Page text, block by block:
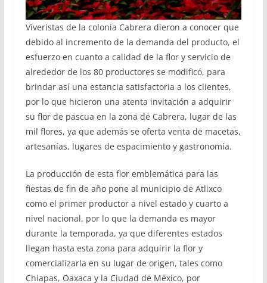
Viveristas de la colonia Cabrera dieron a conocer que
debido al incremento de la demanda del producto, el
esfuerzo en cuanto a calidad de la flor y servicio de
alrededor de los 80 productores se modificó, para
brindar así una estancia satisfactoria a los clientes,
por lo que hicieron una atenta invitación a adquirir
su flor de pascua en la zona de Cabrera, lugar de las
mil flores, ya que además se oferta venta de macetas,
artesanías, lugares de espacimiento y gastronomía.
La producción de esta flor emblemática para las
fiestas de fin de año pone al municipio de Atlixco
como el primer productor a nivel estado y cuarto a
nivel nacional, por lo que la demanda es mayor
durante la temporada, ya que diferentes estados
llegan hasta esta zona para adquirir la flor y
comercializarla en su lugar de origen, tales como
Chiapas, Oaxaca y la Ciudad de México, por